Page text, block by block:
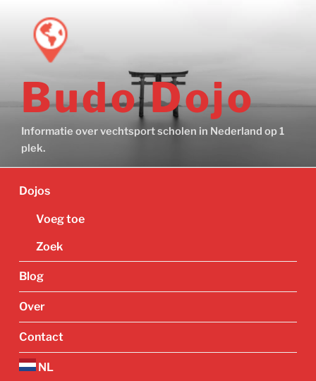
Budo Dojo
Informatie over vechtsport scholen in Nederland op 1
plek.
Dojos
Voeg toe
Zoek
Blog
Over
Contact
NL